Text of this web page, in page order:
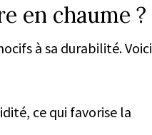
en chaume ?
à sa durabilité. Voici
ce qui favorise la